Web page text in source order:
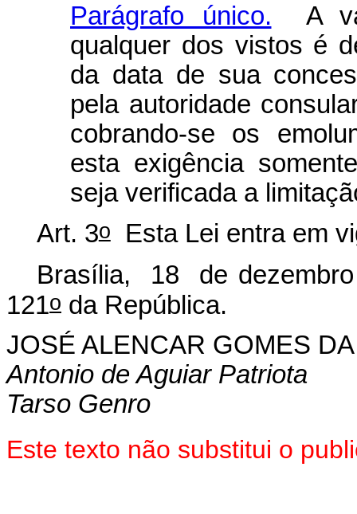
Parágrafo único. A
qualquer dos vistos é
da data de sua
pela autoridade
cobrando-se os
esta exigência
seja verificada a
Art. 3oEsta Lei entra em
Brasília, 18 de
121o da República.
JOSÉ ALENCAR GOMES
Antonio de Aguiar Patriota
Tarso Genro
Este texto não substitui o